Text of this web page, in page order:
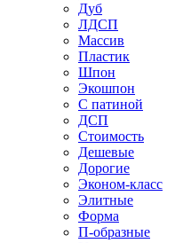
Дуб
ЛДСП
Массив
Пластик
Шпон
Экошпон
С патиной
ДСП
Стоимость
Дешевые
Дорогие
Эконом-класс
Элитные
Форма
П-образные